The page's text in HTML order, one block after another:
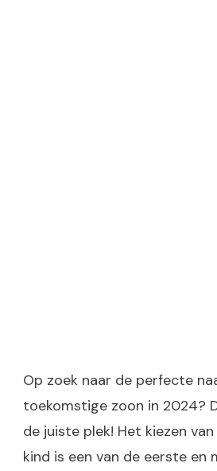
Op zoek naar de perfecte
toekomstige zoon in 2024?
de juiste plek! Het kiezen
kind is een van de eerste en